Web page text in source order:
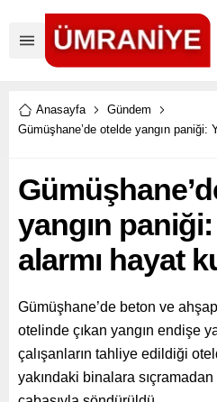
Anasayfa
Gündem
Gümüşhane’de otelde yangın paniği:
yangın paniği:
alarmı hayat
Gümüşhane’de beton ve ahşap
otelinde çıkan yangın endişe
çalışanların tahliye edildiği
yakındaki binalara